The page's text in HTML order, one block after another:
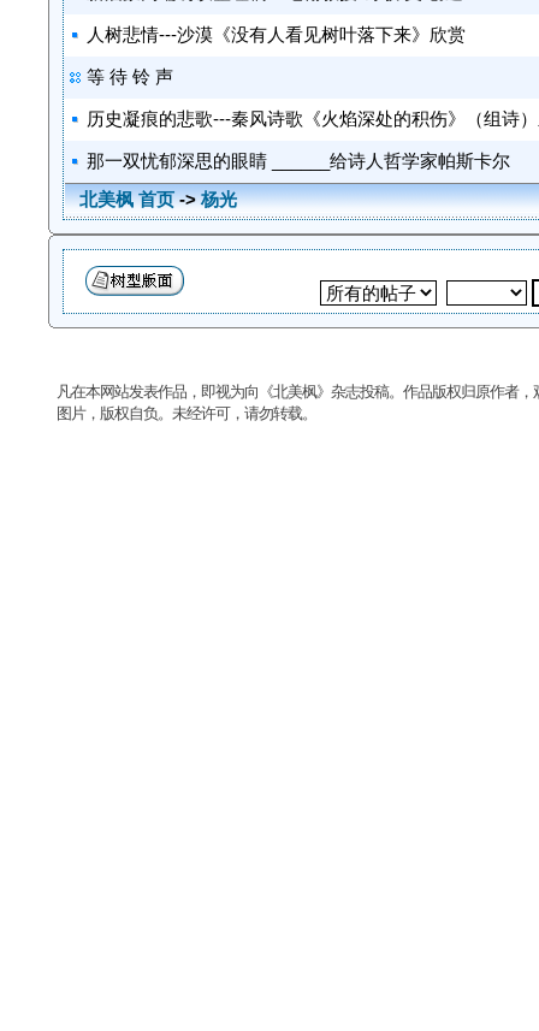
人树悲情---沙漠《没有人看见树叶落下来》欣赏
等 待 铃 声
历史凝痕的悲歌---秦风诗歌《火焰深处的积伤》（组诗
那一双忧郁深思的眼睛 ______给诗人哲学家帕斯卡尔
北美枫 首页->杨光
凡在本网站发表作品，即视为向《北美枫》杂志投稿。作品版权归原作者
图片，版权自负。未经许可，请勿转载。